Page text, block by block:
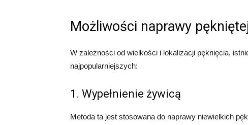
Możliwości naprawy
W zależności od wielkości i lokalizacji pęknięcia,
najpopularniejszych:
1. Wypełnienie żywicą
Metoda ta jest stosowana do naprawy niewielkich